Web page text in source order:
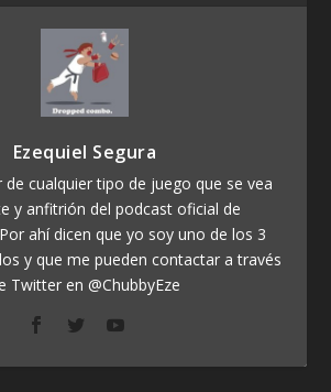
Ezequiel Segura
de cualquier tipo de juego que se vea
y anfitrión del podcast oficial de
ahí dicen que yo soy uno de los 3
y que me pueden contactar a través
Twitter en @ChubbyEze